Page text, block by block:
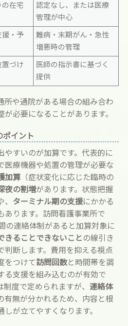
在宅
認定なし、または医療
管理が中心
援・予
難病・末期がん・急性
増悪時の管理
づけ
医師の指示書に基づく
提供
所や通院がある場合の組み合わ
必要になることがあります。
ポイント
やすいのが加算です。代表的に
医療機器や処置の管理が必要な
加算（症状変化に応じた臨時の
夜の割増があります。状態把握
、 ターミナル期の支援にかかる
あります。訪問看護事業所で
の連絡体制があると加算対象に
きることできないこと の線引き
判断します。費用を抑える視点
をつけて訪問回数と時間帯を調
る支援を組み込むのが有効で
制度で定められますが、 連絡体
有無が分かれるため、内容と根
が立てやすくなります。